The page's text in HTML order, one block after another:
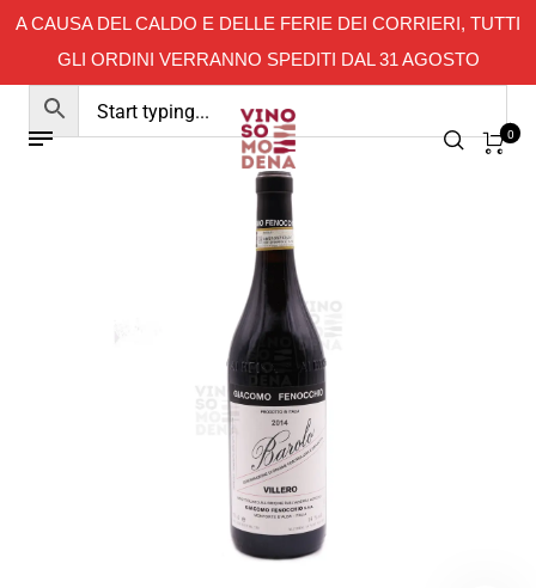
A CAUSA DEL CALDO E DELLE FERIE DEI CORRIERI, TUTTI
GLI ORDINI VERRANNO SPEDITI DAL 31 AGOSTO
0